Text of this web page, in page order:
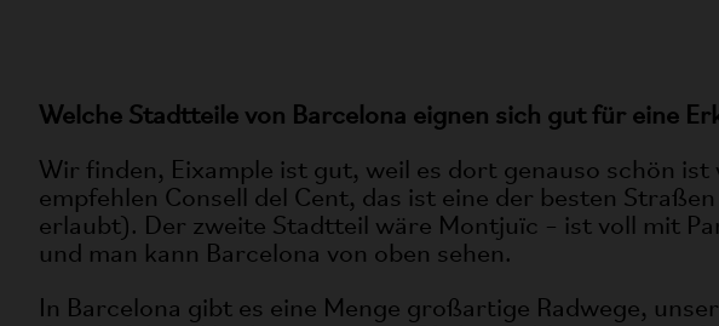
Welche Stadtteile von Barcelona eignen sich gut für eine
Wir finden, Eixample ist gut, weil es dort genauso schön
empfehlen Consell del Cent, das ist eine der besten
erlaubt). Der zweite Stadtteil wäre Montjuïc – ist voll mit
und man kann Barcelona von oben sehen.
In Barcelona gibt es eine Menge großartige Radwege,